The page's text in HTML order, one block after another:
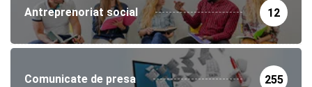
Antreprenoriat social 12
Comunicate de presa 255